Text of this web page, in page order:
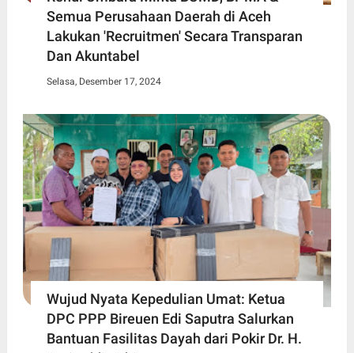
Semua Perusahaan Daerah di Aceh
Lakukan 'Recruitmen' Secara Transparan
Dan Akuntabel
Selasa, Desember 17, 2024
Wujud Nyata Kepedulian Umat: Ketua
DPC PPP Bireuen Edi Saputra Salurkan
Bantuan Fasilitas Dayah dari Pokir Dr. H.